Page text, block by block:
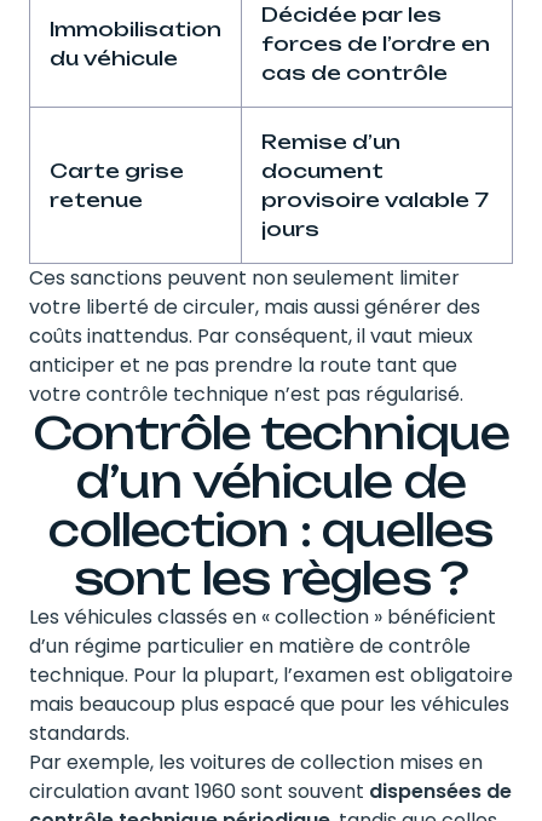
Immobilisation
du véhicule
Décidée par les
forces de l’ordre en
cas de contrôle
Carte grise
retenue
Remise d’un
document
provisoire valable 7
jours
Ces sanctions peuvent non seulement limiter
votre liberté de circuler, mais aussi générer des
coûts inattendus. Par conséquent, il vaut mieux
anticiper et ne pas prendre la route tant que
votre contrôle technique n’est pas régularisé.
Contrôle technique
d’un véhicule de
collection : quelles
sont les règles ?
Les véhicules classés en « collection » bénéficient
d’un régime particulier en matière de contrôle
technique. Pour la plupart, l’examen est obligatoire
mais beaucoup plus espacé que pour les véhicules
standards.
Par exemple, les voitures de collection mises en
circulation avant 1960 sont souvent dispensées de